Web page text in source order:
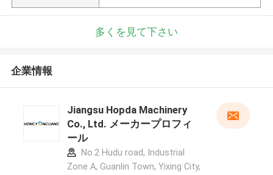
多くを見て下さい
企業情報
Jiangsu Hopda Machinery
Co., Ltd. メーカープロフィ
ール
No.2 Hudu road, Industrial
Zone A, Guanlin Town, Yixing City,